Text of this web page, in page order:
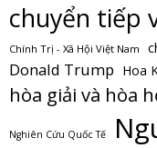
chuyển tiếp
Chính Trị - Xã Hội Việt Nam
Donald Trump Hoa
hòa giải và hòa
Nghiên Cứu Quốc Tế